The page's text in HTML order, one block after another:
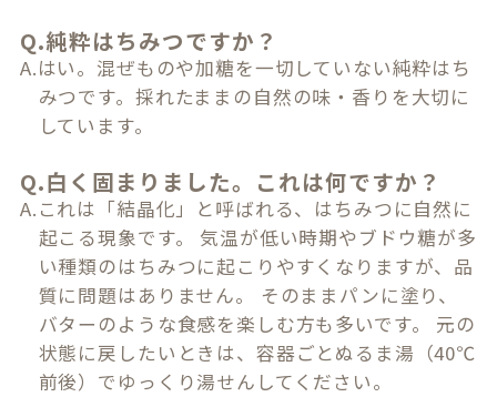
Q.純粋はちみつですか？
A.はい。混ぜものや加糖を一切していない純粋はち
みつです。採れたままの自然の味・香りを大切に
しています。
Q.白く固まりました。これは何ですか？
A.これは「結晶化」と呼ばれる、はちみつに自然に
起こる現象です。 気温が低い時期やブドウ糖が多
い種類のはちみつに起こりやすくなりますが、品
質に問題はありません。 そのままパンに塗り、
バターのような食感を楽しむ方も多いです。 元の
状態に戻したいときは、容器ごとぬるま湯（40℃
前後）でゆっくり湯せんしてください。